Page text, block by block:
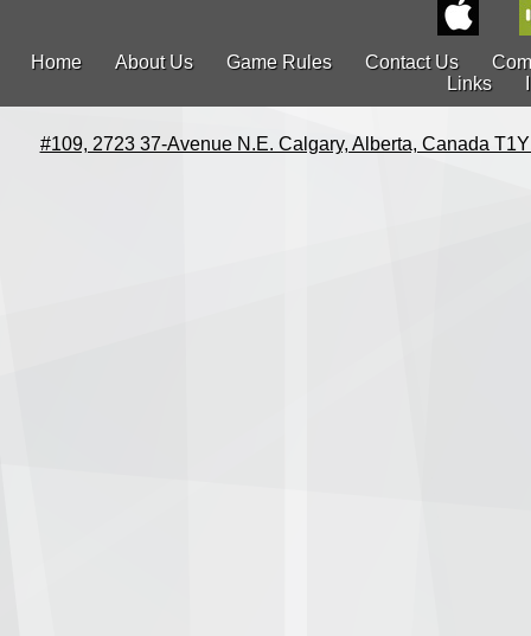
Home About Us Game Rules Contact Us
Links
#109, 2723 37-Avenue N.E. Calgary, Alberta, Canada